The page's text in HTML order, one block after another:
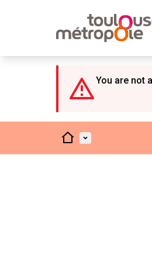
You are not
AccueilMenu principal